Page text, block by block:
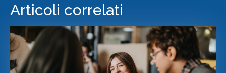
Articoli correlati